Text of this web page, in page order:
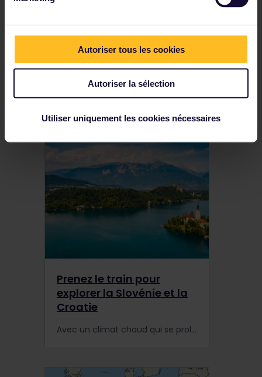
Autoriser tous les cookies
Autoriser la sélection
Utiliser uniquement les cookies nécessaires
Prenez le train pour
explorer la Slovénie et la
Croatie
Avec un climat chaud qui se prolonge jusqu'à l'automne, la Slovénie et la Croatie sont des destinations idéales hors saison.